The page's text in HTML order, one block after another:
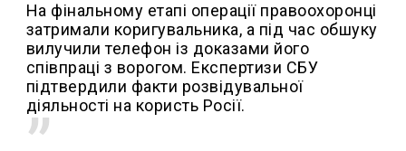
На фінальному етапі операції правоохоронці
затримали коригувальника, а під час обшуку
вилучили телефон із доказами його
співпраці з ворогом. Експертизи СБУ
підтвердили факти розвідувальної
діяльності на користь Росії.